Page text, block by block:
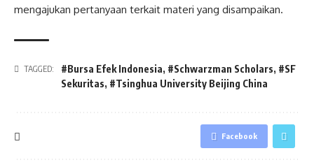
mengajukan pertanyaan terkait materi yang disampaikan.
TAGGED: #Bursa Efek Indonesia, #Schwarzman Scholars, #SF
Sekuritas, #Tsinghua University Beijing China
Facebook